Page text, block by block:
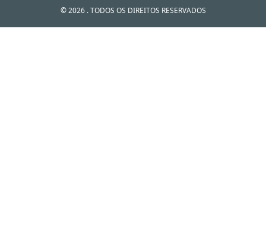
© 2026 . TODOS OS DIREITOS RESERVADOS